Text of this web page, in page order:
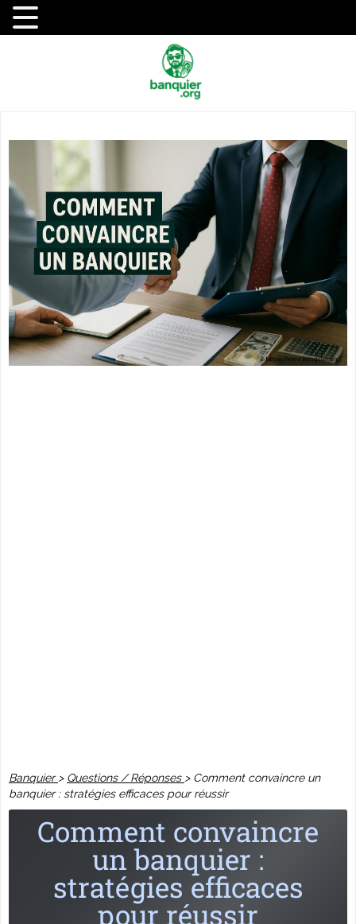
Banquier > Questions / Réponses > Comment convaincre un
banquier : stratégies efficaces pour réussir
Comment convaincre
un banquier :
stratégies efficaces
pour réussir